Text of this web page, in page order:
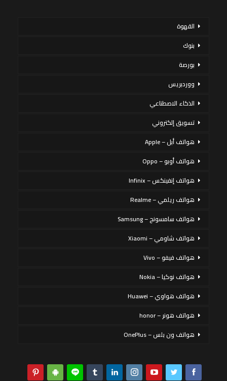
القهوة
بنوك
بورصة
ووردبريس
الذكاء الاصطناعي
تسويق إلكتروني
هواتف أبل – Apple
هواتف أوبو – Oppo
هواتف إنفينكس – Infinix
هواتف ريلمي – Realme
هواتف سامسونج – Samsung
هواتف شاومي – Xiaomi
هواتف فيفو – Vivo
هواتف نوكيا – Nokia
هواتف هواوي – Huawei
هواتف هونر – honor
هواتف ون بلس – OnePlus